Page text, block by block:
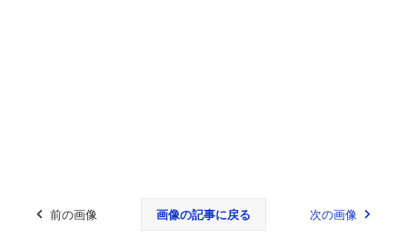
前の画像 画像の記事に戻る 次の画像